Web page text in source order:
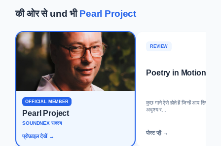
की ओर से und भीPearl Project
OFFICIAL MEMBER
Pearl Project
SOUNDNEX सदस्य
प्रोफ़ाइल देखें →
REVIEW
Poetry in Motion
कुछ गाने ऐसे होते हैं जिन्हें आप सिर्फ सुनते
अदृश्य र...
पोस्ट पढ़ें →